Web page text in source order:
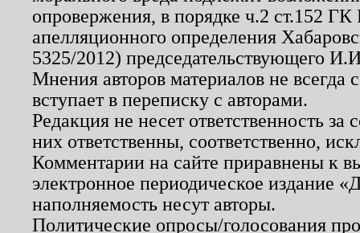
опровержения, в порядке ч.2 ст.152
апелляционного определения
5325/2012) председательствующего
Мнения авторов материалов не
вступает в переписку с авторами.
Редакция не несет ответственность
них ответственны, соответственно,
Комментарии на сайте приравнены к
электронное периодическое издание
наполняемость несут авторы.
Политические опросы/голосования